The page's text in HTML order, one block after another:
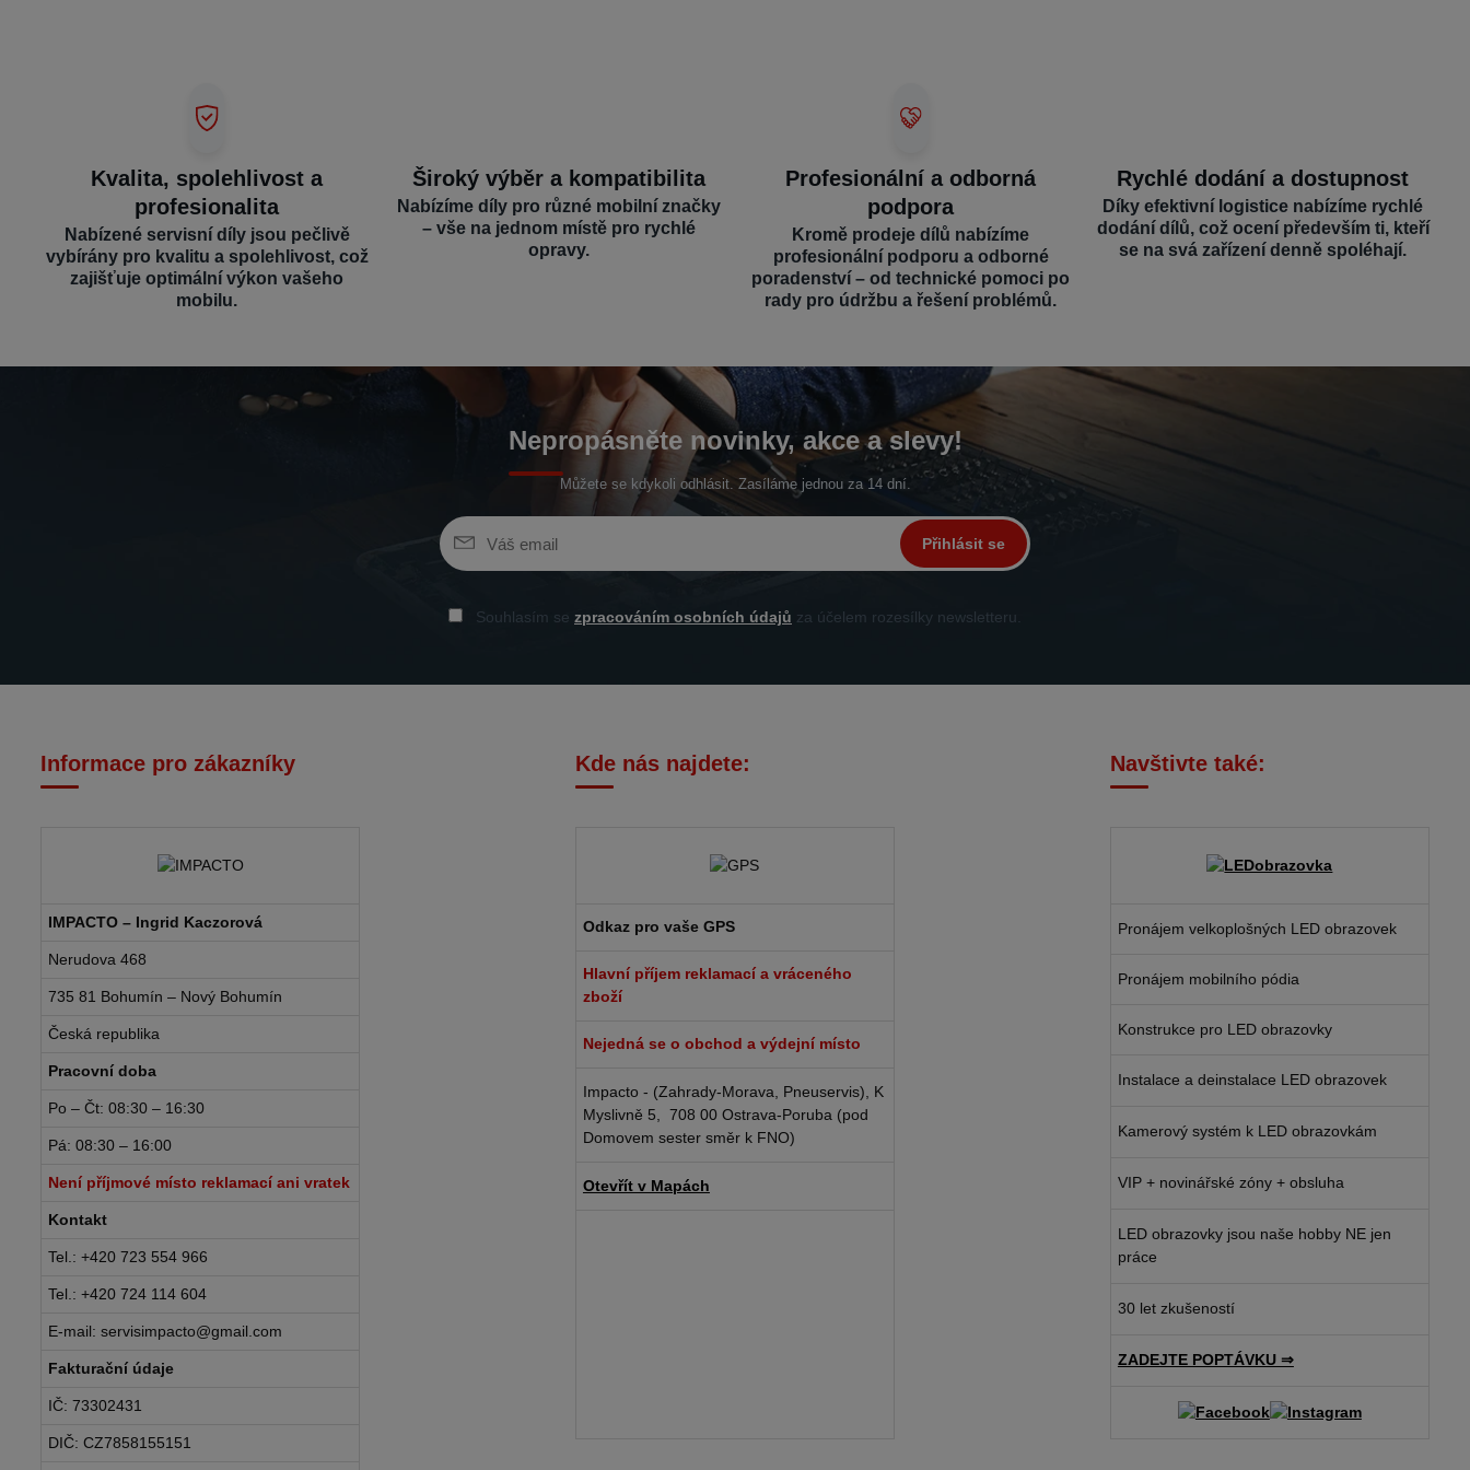
Kvalita, spolehlivost a
profesionalita
Nabízené servisní díly jsou pečlivě
vybírány pro kvalitu a spolehlivost, což
zajišťuje optimální výkon vašeho
mobilu.
Široký výběr a kompatibilita
Nabízíme díly pro různé mobilní značky
– vše na jednom místě pro rychlé
opravy.
Profesionální a odborná
podpora
Kromě prodeje dílů nabízíme
profesionální podporu a odborné
poradenství – od technické pomoci po
rady pro údržbu a řešení problémů.
Rychlé dodání a dostupnost
Díky efektivní logistice nabízíme rychlé
dodání dílů, což ocení především ti, kteří
se na svá zařízení denně spoléhají.
Nepropásněte novinky, akce a slevy!
Můžete se kdykoli odhlásit. Zasíláme jednou za 14 dní.
Přihlásit se
Souhlasím se zpracováním osobních údajů za účelem rozesílky newsletteru.
Informace pro zákazníky
IMPACTO – Ingrid Kaczorová
Nerudova 468
735 81 Bohumín – Nový Bohumín
Česká republika
Pracovní doba
Po – Čt: 08:30 – 16:30
Pá: 08:30 – 16:00
Není příjmové místo reklamací ani vratek
Kontakt
Tel.: +420 723 554 966
Tel.: +420 724 114 604
E-mail: servisimpacto@gmail.com
Fakturační údaje
IČ: 73302431
DIČ: CZ7858155151
Kde nás najdete:
Odkaz pro vaše GPS
Hlavní příjem reklamací a vráceného
zboží
Nejedná se o obchod a výdejní místo
Impacto - (Zahrady-Morava, Pneuservis), K
Myslivně 5, 708 00 Ostrava-Poruba (pod
Domovem sester směr k FNO)
Otevřít v Mapách
Navštivte také:
Pronájem velkoplošných LED obrazovek
Pronájem mobilního pódia
Konstrukce pro LED obrazovky
Instalace a deinstalace LED obrazovek
Kamerový systém k LED obrazovkám
VIP + novinářské zóny + obsluha
LED obrazovky jsou naše hobby NE jen
práce
30 let zkušeností
ZADEJTE POPTÁVKU ⇒